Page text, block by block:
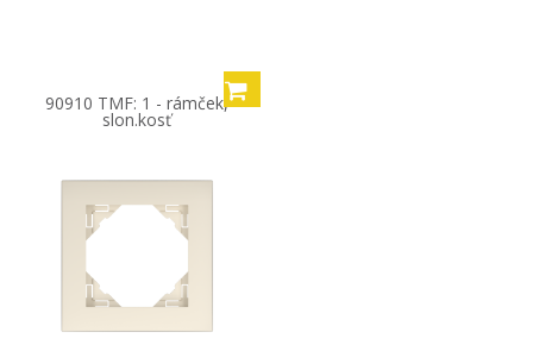
90910 TMF: 1 - rámček,
slon.kosť